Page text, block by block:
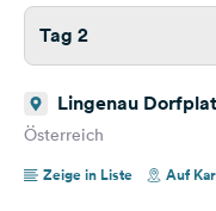
Tag 2
Lingenau
Österreich
Zeige in Liste
Auf